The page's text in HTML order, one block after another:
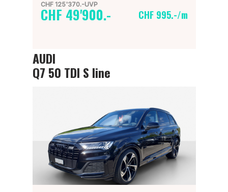
CHF 125'370.-UVP
CHF 49'900.- CHF 995.-/m
AUDI
Q7 50 TDI S line